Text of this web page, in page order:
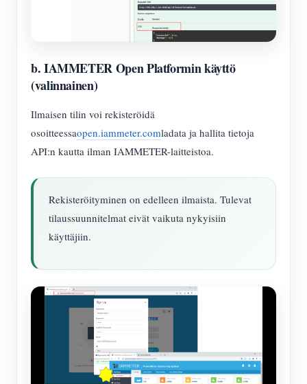
b. IAMMETER Open Platformin käyttö
(valinnainen)
Ilmaisen tilin voi rekisteröidä
osoitteessaopen.iammeter.comladata ja hallita tietoja
API:n kautta ilman IAMMETER-laitteistoa.
Rekisteröityminen on edelleen ilmaista. Tulevat
tilaussuunnitelmat eivät vaikuta nykyisiin
käyttäjiin.